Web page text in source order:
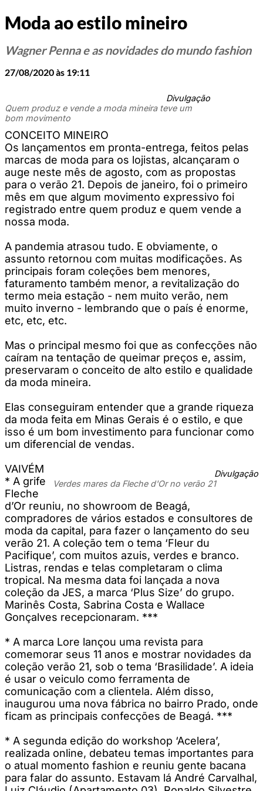
Moda ao estilo mineiro
Wagner Penna e as novidades do mundo fashion
27/08/2020 às 19:11
Divulgação
Quem produz e vende a moda mineira teve um
bom movimento
CONCEITO MINEIRO
Os lançamentos em pronta-entrega, feitos pelas
marcas de moda para os lojistas, alcançaram o
auge neste mês de agosto, com as propostas
para o verão 21. Depois de janeiro, foi o primeiro
mês em que algum movimento expressivo foi
registrado entre quem produz e quem vende a
nossa moda.
A pandemia atrasou tudo. E obviamente, o
assunto retornou com muitas modificações. As
principais foram coleções bem menores,
faturamento também menor, a revitalização do
termo meia estação - nem muito verão, nem
muito inverno - lembrando que o país é enorme,
etc, etc, etc.
Mas o principal mesmo foi que as confecções não
caíram na tentação de queimar preços e, assim,
preservaram o conceito de alto estilo e qualidade
da moda mineira.
Elas conseguiram entender que a grande riqueza
da moda feita em Minas Gerais é o estilo, e que
isso é um bom investimento para funcionar como
um diferencial de vendas.
Divulgação
Verdes mares da Fleche d'Or no verão 21
VAIVÉM
* A grife
Fleche
d’Or reuniu, no showroom de Beagá,
compradores de vários estados e consultores de
moda da capital, para fazer o lançamento do seu
verão 21. A coleção tem o tema ‘Fleur du
Pacifique’, com muitos azuis, verdes e branco.
Listras, rendas e telas completaram o clima
tropical. Na mesma data foi lançada a nova
coleção da JES, a marca ‘Plus Size’ do grupo.
Marinês Costa, Sabrina Costa e Wallace
Gonçalves recepcionaram. ***
* A marca Lore lançou uma revista para
comemorar seus 11 anos e mostrar novidades da
coleção verão 21, sob o tema ‘Brasilidade’. A ideia
é usar o veiculo como ferramenta de
comunicação com a clientela. Além disso,
inaugurou uma nova fábrica no bairro Prado, onde
ficam as principais confecções de Beagá. ***
* A segunda edição do workshop ‘Acelera’,
realizada online, debateu temas importantes para
o atual momento fashion e reuniu gente bacana
para falar do assunto. Estavam lá André Carvalhal,